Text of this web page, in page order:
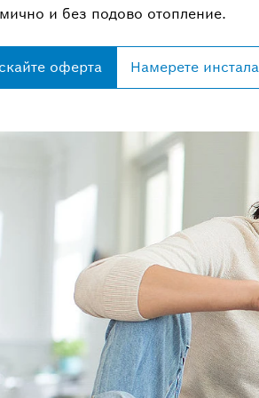
и без подово отопление.
оферта Намерете